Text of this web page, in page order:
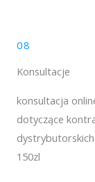
08
Konsultacje
konsultacja
dotyczące
150zl